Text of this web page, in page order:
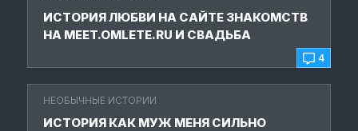
4
ИСТОРИЯ ЛЮБВИ НА САЙТЕ ЗНАКОМСТВ
НА MEET.OMLETE.RU И СВАДЬБА
НЕОБЫЧНЫЕ ИСТОРИИ
ИСТОРИЯ КАК МУЖ МЕНЯ СИЛЬНО